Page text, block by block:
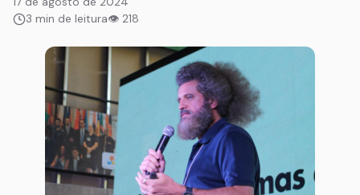
3 min de leitura👁 218